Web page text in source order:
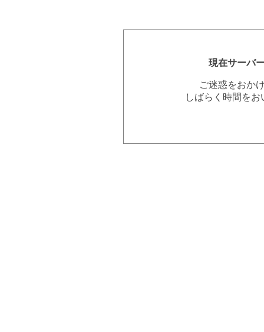
現在サーバ
ご迷惑をおか
しばらく時間を